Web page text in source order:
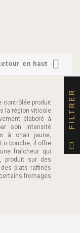
en haut 
contrôlée produit
la région viticole
élaboré à
son intensité
à chair jaune,
bouche, il offre
fraîcheur qui
produit sur des
plats raffinés
fromages
FILTRER